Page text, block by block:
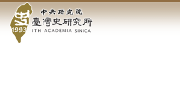
到中
央